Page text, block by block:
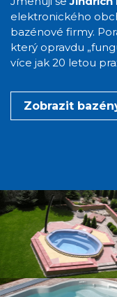
elektronického
bazénové firmy.
který opravdu
více jak 20 letou
Zobrazit